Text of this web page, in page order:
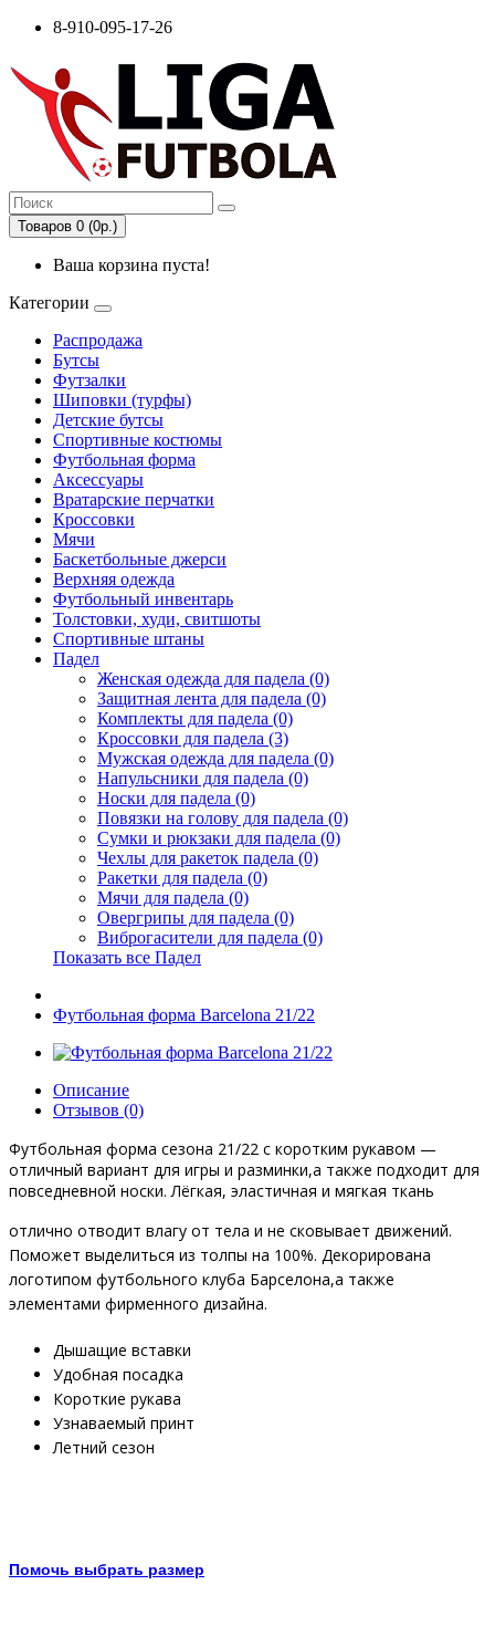
8-910-095-17-26
Товаров 0 (0р.)
Ваша корзина пуста!
Категории
Распродажа
Бутсы
Футзалки
Шиповки (турфы)
Детские бутсы
Спортивные костюмы
Футбольная форма
Аксессуары
Вратарские перчатки
Кроссовки
Мячи
Баскетбольные джерси
Верхняя одежда
Футбольный инвентарь
Толстовки, худи, свитшоты
Спортивные штаны
Падел
Женская одежда для падела (0)
Защитная лента для падела (0)
Комплекты для падела (0)
Кроссовки для падела (3)
Мужская одежда для падела (0)
Напульсники для падела (0)
Носки для падела (0)
Повязки на голову для падела (0)
Сумки и рюкзаки для падела (0)
Чехлы для ракеток падела (0)
Ракетки для падела (0)
Мячи для падела (0)
Овергрипы для падела (0)
Виброгасители для падела (0)
Показать все Падел
Футбольная форма Barcelona 21/22
Описание
Отзывов (0)
Футбольная форма сезона 21/22 с коротким рукавом —
отличный вариант для игры и разминки,а также подходит для
повседневной носки. Лёгкая, эластичная и мягкая ткань
отлично отводит влагу от тела и не сковывает движений.
Поможет выделиться из толпы на 100%. Декорирована
логотипом футбольного клуба Барселона,а также
элементами фирменного дизайна.
Дышащие вставки
Удобная посадка
Короткие рукава
Узнаваемый принт
Летний сезон
Помочь выбрать размер